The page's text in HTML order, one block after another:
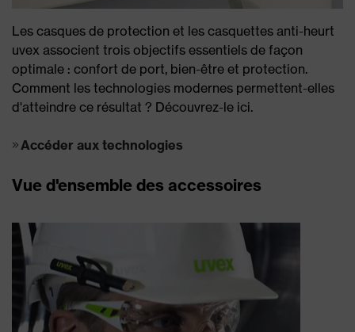
Les casques de protection et les casquettes anti-heurt
uvex associent trois objectifs essentiels de façon
optimale : confort de port, bien-être et protection.
Comment les technologies modernes permettent-elles
d'atteindre ce résultat ? Découvrez-le ici.
Accéder aux technologies
Vue d'ensemble des accessoires